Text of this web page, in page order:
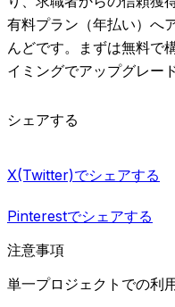
有料プラン（年払い）へ
んどです。まずは無料で
イミングでアップグレー
シェアする
X(Twitter)でシェアする
Pinterestでシェアする
注意事項
単一プロジェクトでの利